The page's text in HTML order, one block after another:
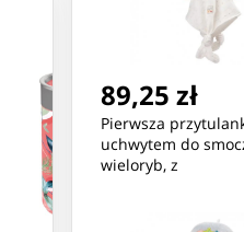
Nowość
89,25 zł
Pierwsza
uchwytem do
wieloryb, z